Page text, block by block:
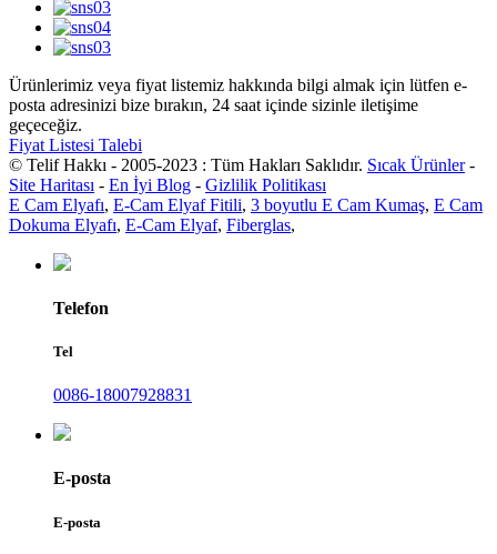
Ürünlerimiz veya fiyat listemiz hakkında bilgi almak için lütfen e-
posta adresinizi bize bırakın, 24 saat içinde sizinle iletişime
geçeceğiz.
Fiyat Listesi Talebi
© Telif Hakkı - 2005-2023 : Tüm Hakları Saklıdır. Sıcak Ürünler-
Site Haritası - En İyi Blog - Gizlilik Politikası
E Cam Elyafı, E-Cam Elyaf Fitili, 3 boyutlu E Cam Kumaş, E Cam
Dokuma Elyafı, E-Cam Elyaf, Fiberglas,
Telefon
Tel
0086-18007928831
E-posta
E-posta